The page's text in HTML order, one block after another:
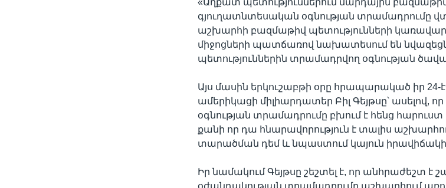
«Աղքատ պետություններում մարդային
գյուղատնտեսական օգնության տրամադրումը
աշխարհի բազմաթիվ պետությունների
միջոցների պատճառով նախատեսում են
պետություններին տրամադրվող օգնության
Այս մասին երկուշաբթի օրը հրապարակած իր 24-
ամերիկացի միլիարդատեր Բիլ Գեյթսը՝ ասելով,
օգնության տրամադրումը բխում է հենց հարուստ
քանի որ դա հնարավորություն է տալիս
տարածման դեմ և նպաստում կայուն
Իր նամակում Գեյթսը շեշտել է, որ անհրաժեշտ է